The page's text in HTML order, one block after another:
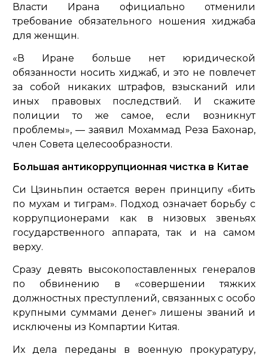
Власти Ирана официально отменили
требование обязательного ношения хиджаба
для женщин.
«В Иране больше нет юридической
обязанности носить хиджаб, и это не повлечет
за собой никаких штрафов, взысканий или
иных правовых последствий. И скажите
полиции то же самое, если возникнут
проблемы», — заявил Мохаммад Реза Бахонар,
член Совета целесообразности.
Большая антикоррупционная чистка в Китае
Си Цзиньпин остается верен принципу «бить
по мухам и тиграм». Подход означает борьбу с
коррупционерами как в низовых звеньях
государственного аппарата, так и на самом
верху.
Сразу девять высокопоставленных генералов
по обвинению в «совершении тяжких
должностных преступлений, связанных с особо
крупными суммами денег» лишены званий и
исключены из Компартии Китая.
Их дела переданы в военную прокуратуру,